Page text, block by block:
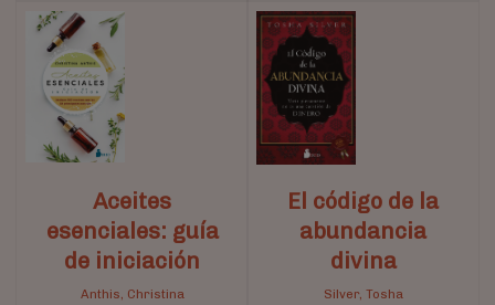
Aceites
esenciales: guía
de iniciación
Anthis, Christina
El código de la
abundancia
divina
Silver, Tosha